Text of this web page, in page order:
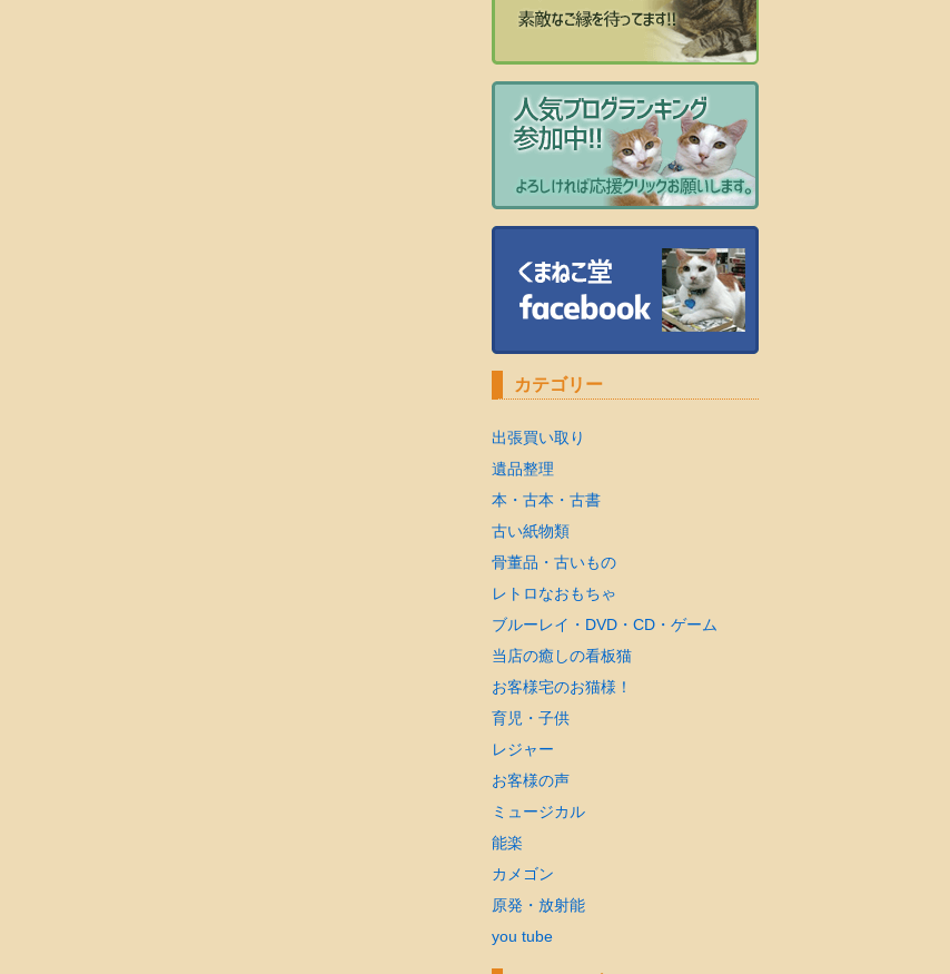
カテゴリー
出張買い取り
遺品整理
本・古本・古書
古い紙物類
骨董品・古いもの
レトロなおもちゃ
ブルーレイ・DVD・CD・ゲーム
当店の癒しの看板猫
お客様宅のお猫様！
育児・子供
レジャー
お客様の声
ミュージカル
能楽
カメゴン
原発・放射能
you tube